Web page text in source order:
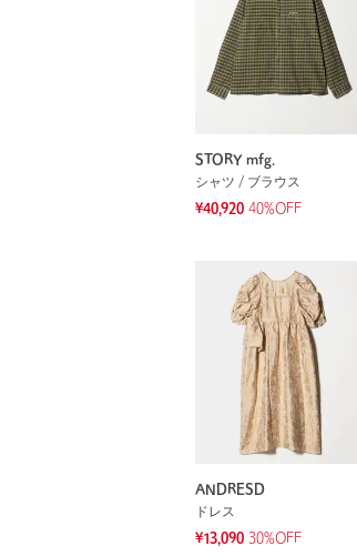
STORY mfg.
シャツ / ブラウス
¥40,920 40%OFF
ANDRESD
ドレス
¥13,090 30%OFF